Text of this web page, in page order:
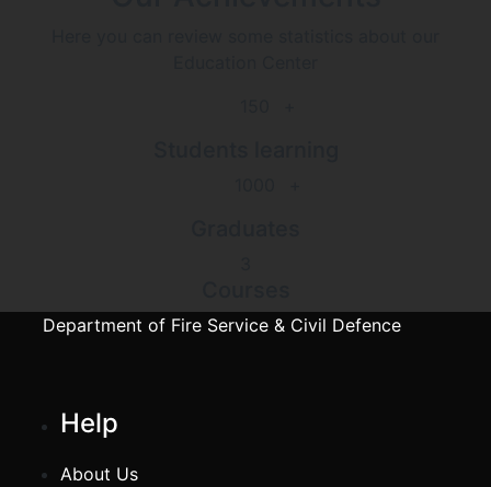
Department of Fire Service & Civil Defence
Help
About Us